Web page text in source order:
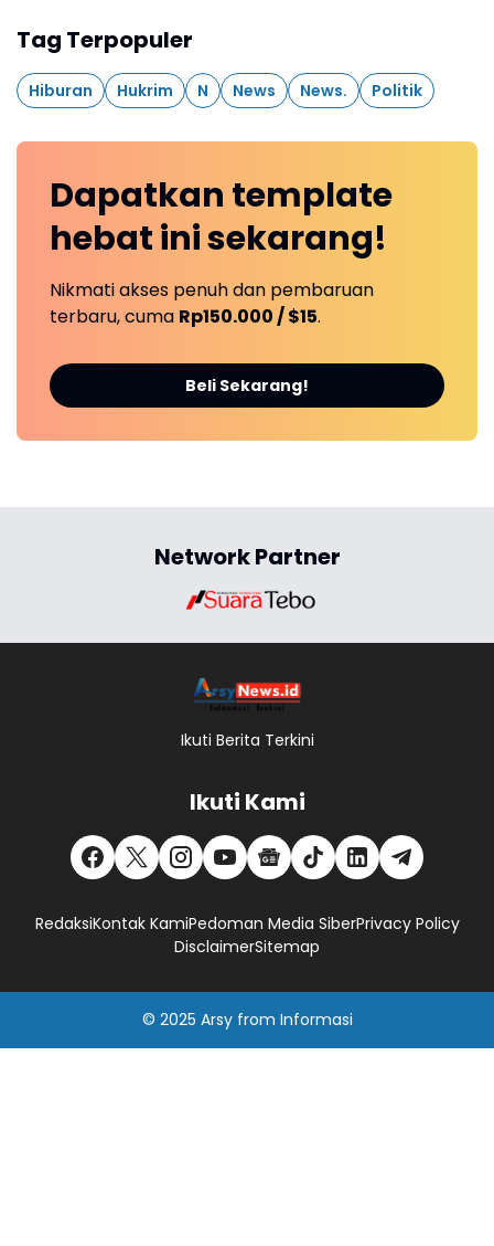
Tag Terpopuler
Hiburan Hukrim N News News. Politik
Dapatkan template
hebat inisekarang!
Nikmati akses penuh dan pembaruan
terbaru, cuma Rp150.000 / $15.
Beli Sekarang!
Network Partner
Ikuti Berita Terkini
Ikuti Kami
RedaksiKontak KamiPedoman Media SiberPrivacy Policy
DisclaimerSitemap
© 2025 Arsyfrom Informasi